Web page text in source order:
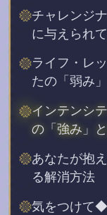
チャレンジ
に与えられ
ライフ・レ
たの「弱み
インテンシ
の「強み」
あなたが抱
る解消方法
気をつけて